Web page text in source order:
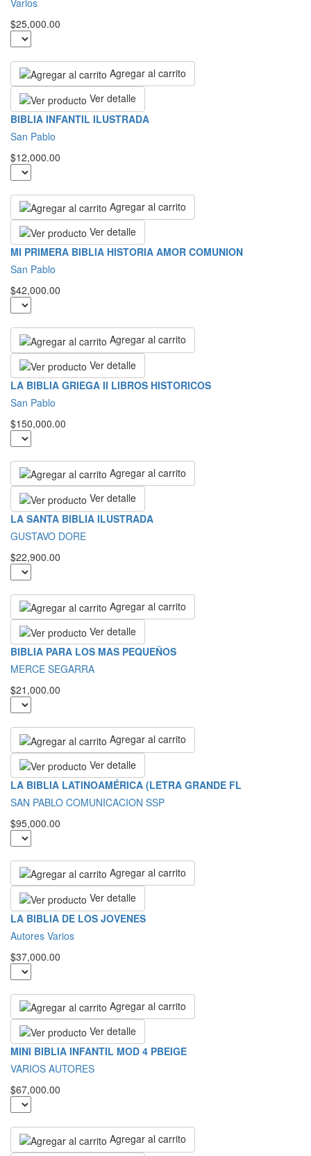
Varios
$25,000.00
Agregar al carrito
Ver detalle
BIBLIA INFANTIL ILUSTRADA
San Pablo
$12,000.00
Agregar al carrito
Ver detalle
MI PRIMERA BIBLIA HISTORIA AMOR COMUNION
San Pablo
$42,000.00
Agregar al carrito
Ver detalle
LA BIBLIA GRIEGA II LIBROS HISTORICOS
San Pablo
$150,000.00
Agregar al carrito
Ver detalle
LA SANTA BIBLIA ILUSTRADA
GUSTAVO DORE
$22,900.00
Agregar al carrito
Ver detalle
BIBLIA PARA LOS MAS PEQUEÑOS
MERCE SEGARRA
$21,000.00
Agregar al carrito
Ver detalle
LA BIBLIA LATINOAMÉRICA (LETRA GRANDE FL
SAN PABLO COMUNICACION SSP
$95,000.00
Agregar al carrito
Ver detalle
LA BIBLIA DE LOS JOVENES
Autores Varios
$37,000.00
Agregar al carrito
Ver detalle
MINI BIBLIA INFANTIL MOD 4 PBEIGE
VARIOS AUTORES
$67,000.00
Agregar al carrito